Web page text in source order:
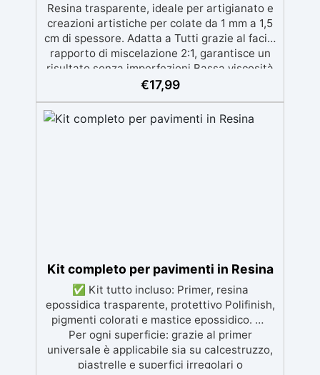
Resina trasparente, ideale per artigianato e
creazioni artistiche per colate da 1 mm a 1,5
cm di spessore. Adatta a Tutti grazie al facile
rapporto di miscelazione 2:1, garantisce un
risultato senza imperfezioni Bassa viscosità
per colate senza bolle, compatibile con
materiali. Certificata post-catalisi atossica e
sicura per il contatto con la pelle, Bpa Free e
€17,99
Kit completo per pavimenti in Resina
✅ Kit tutto incluso: Primer, resina
epossidica trasparente, protettivo Polifinish,
pigmenti colorati e mastice epossidico. ✅
Per ogni superficie: grazie al primer
universale è applicabile sia su calcestruzzo,
piastrelle e superfici irregolari o